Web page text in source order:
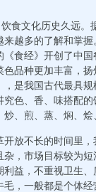
食文化历史久远
越多的了解和掌
食经》开创了中
品种更加丰富，
是我国古代最具
色、香、味搭配
、煎、蒸、焖、烩
放不长的时间里
，市场目标较为
益，不重视卫生
，一般都是个体